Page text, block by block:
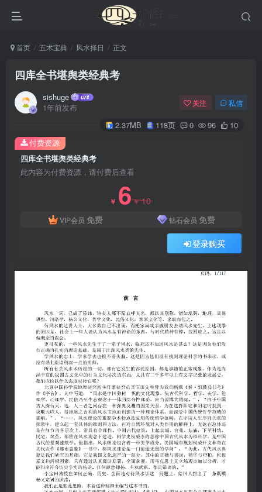
首页 五术宝典 风水择日 正文
四库全书堪舆类经典考
sishuge
1年前发布
关注 私信
2.37MB 118页 0 96 10
四库全书堪舆类经典考
此内容为付费资源，请付费后查看
￥ 6￥10
VIP会员 免费 钻石会员 免费
登录购买
付费资源